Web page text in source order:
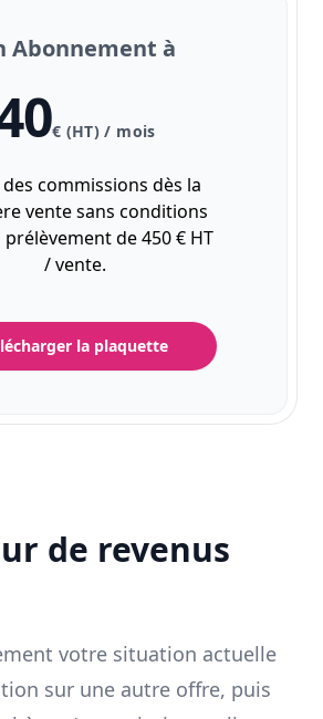
Abonnement à
€ (HT) / mois
des commissions dès la
vente sans conditions
prélèvement de 450 € HT
/ vente.
la plaquette
de revenus
votre situation actuelle
sur une autre offre, puis